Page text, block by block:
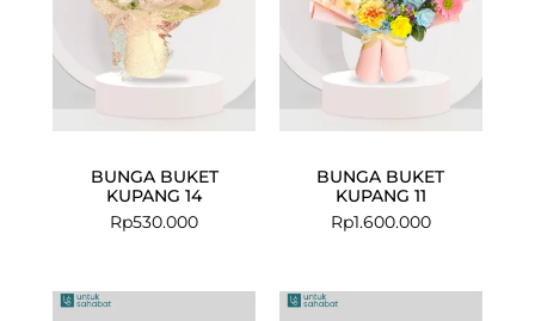
BUNGA BUKET
KUPANG 14
Rp530.000
BUNGA BUKET
KUPANG 11
Rp1.600.000